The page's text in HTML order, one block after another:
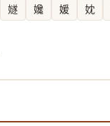
嬘 㜶 媛 妉